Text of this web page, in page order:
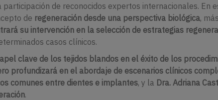
participación de reconocidos expertos internacionales. En
de regeneración desde una perspectiva biológica,
su intervención en la selección de estrategias
casos clínicos.
clave de los tejidos blandos en el éxito de los
profundizará en el abordaje de escenarios clínicos
comunes entre dientes e implantes, y la Dra. Adriana
.